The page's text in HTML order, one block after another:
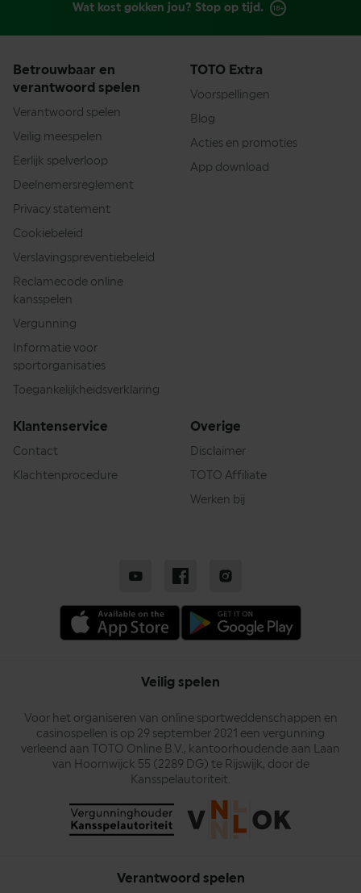
Wat kost gokken jou? Stop op tijd.
Betrouwbaar en
verantwoord spelen
Verantwoord spelen
Veilig meespelen
Eerlijk spelverloop
Deelnemersreglement
Privacy statement
Cookiebeleid
Verslavingspreventiebeleid
Reclamecode online
kansspelen
Vergunning
Informatie voor
sportorganisaties
Toegankelijkheidsverklaring
TOTO Extra
Voorspellingen
Blog
Acties en promoties
App download
Klantenservice
Contact
Klachtenprocedure
Overige
Disclaimer
TOTO Affiliate
Werken bij
Veilig spelen
Voor het organiseren van online sportweddenschappen en
casinospellen is op 29 september 2021 een vergunning
verleend aan TOTO Online B.V., kantoorhoudende aan Laan
van Hoornwijck 55 (2289 DG) te Rijswijk, door de
Kansspelautoriteit.
Verantwoord spelen